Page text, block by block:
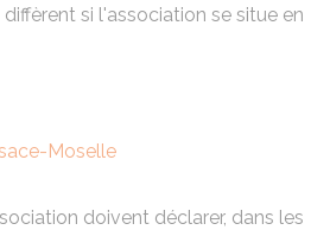
si l'association se situe en
Moselle
doivent déclarer, dans les